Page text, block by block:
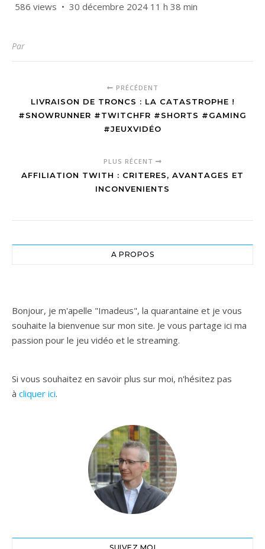
586 views 30 décembre 2024 11 h 38 min
Par
PRÉCÉDENT
LIVRAISON DE TRONCS : LA CATASTROPHE !
#SNOWRUNNER #TWITCHFR #SHORTS #GAMING
#JEUXVIDÉO
PLUS RÉCENT
AFFILIATION TWITH : CRITERES, AVANTAGES ET
INCONVENIENTS
A PROPOS
Bonjour, je m'apelle "Imadeus", la quarantaine et je vous
souhaite la bienvenue sur mon site. Je vous partage ici ma
passion pour le jeu vidéo et le streaming.
Si vous souhaitez en savoir plus sur moi, n'hésitez pas
à cliquer ici.